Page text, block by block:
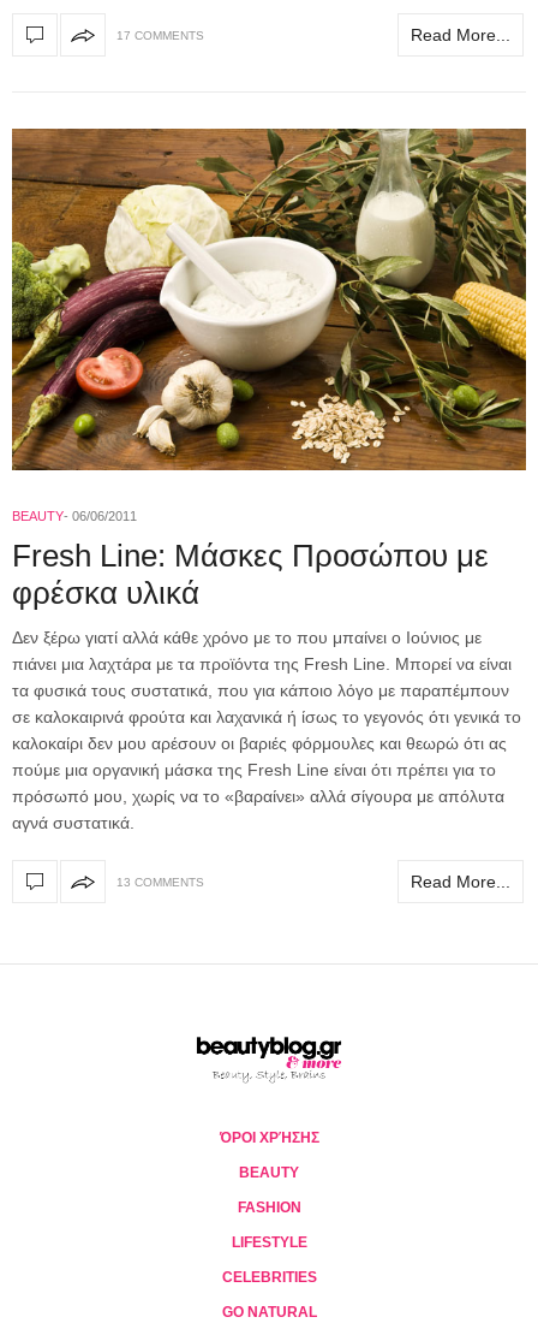
17 COMMENTS Read More...
BEAUTY 06/06/2011
Fresh Line: Μάσκες Προσώπου με
φρέσκα υλικά
Δεν ξέρω γιατί αλλά κάθε χρόνο με το που μπαίνει ο Ιούνιος με
πιάνει μια λαχτάρα με τα προϊόντα της Fresh Line. Μπορεί να είναι
τα φυσικά τους συστατικά, που για κάποιο λόγο με παραπέμπουν
σε καλοκαιρινά φρούτα και λαχανικά ή ίσως το γεγονός ότι γενικά το
καλοκαίρι δεν μου αρέσουν οι βαριές φόρμουλες και θεωρώ ότι ας
πούμε μια οργανική μάσκα της Fresh Line είναι ότι πρέπει για το
πρόσωπό μου, χωρίς να το «βαραίνει» αλλά σίγουρα με απόλυτα
αγνά συστατικά.
13 COMMENTS Read More...
ΌΡΟΙ ΧΡΉΣΗΣ
BEAUTY
FASHION
LIFESTYLE
CELEBRITIES
GO NATURAL